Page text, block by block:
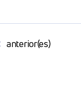
Eventos
anterior(es)